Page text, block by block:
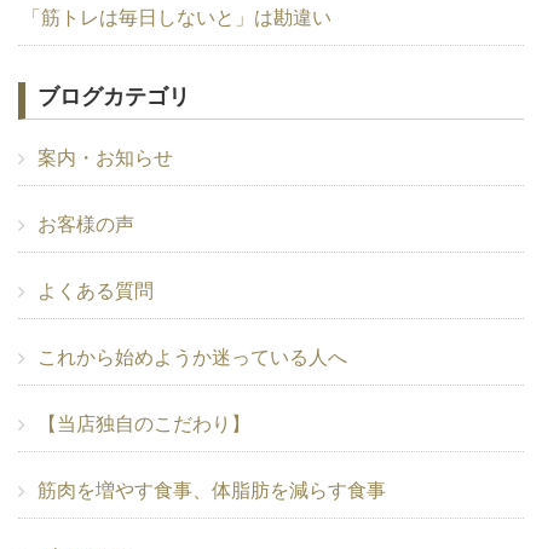
「筋トレは毎日しないと」は勘違い
ブログカテゴリ
案内・お知らせ
お客様の声
よくある質問
これから始めようか迷っている人へ
【当店独自のこだわり】
筋肉を増やす食事、体脂肪を減らす食事